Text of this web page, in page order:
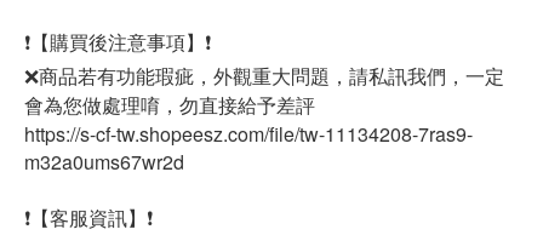
❗【購買後注意事項】❗
❌商品若有功能瑕疵，外觀重大問題，請私訊我們，一定
會為您做處理唷，勿直接給予差評
https://s-cf-tw.shopeesz.com/file/tw-11134208-7ras9-
m32a0ums67wr2d
❗【客服資訊】❗